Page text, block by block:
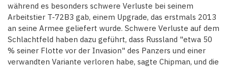
während es besonders schwere Verluste bei seinem
Arbeitstier T-72B3 gab, einem Upgrade, das erstmals 2013
an seine Armee geliefert wurde. Schwere Verluste auf dem
Schlachtfeld haben dazu geführt, dass Russland "etwa 50
% seiner Flotte vor der Invasion" des Panzers und einer
verwandten Variante verloren habe, sagte Chipman, und die